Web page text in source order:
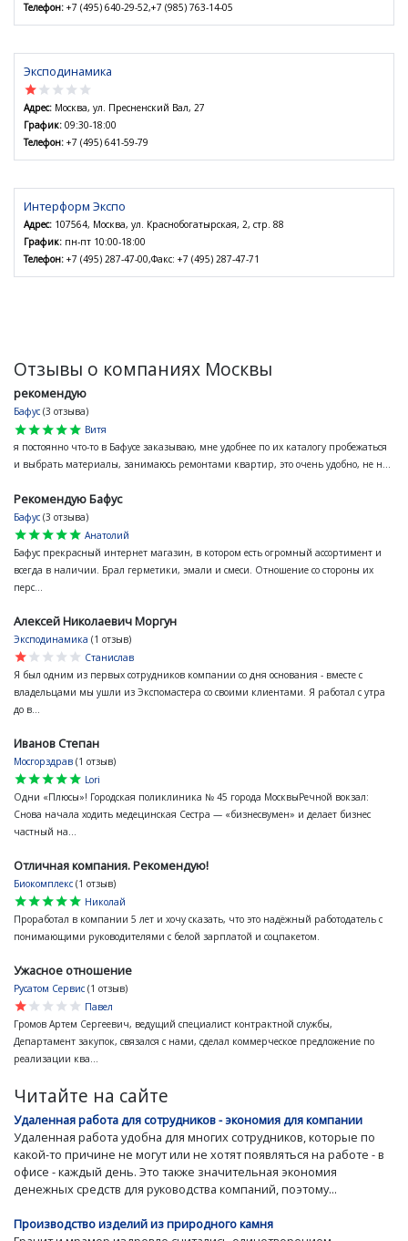
Телефон: +7 (495) 640-29-52,+7 (985) 763-14-05
Эксподинамика
star
star
star
star
star
Адрес: Москва, ул. Пресненский Вал, 27
График: 09:30-18:00
Телефон: +7 (495) 641-59-79
Интерформ Экспо
Адрес: 107564, Москва, ул. Краснобогатырская, 2, стр. 88
График: пн-пт 10:00-18:00
Телефон: +7 (495) 287-47-00,Факс: +7 (495) 287-47-71
Отзывы о компаниях Москвы
рекомендую
Бафус (3 отзыва)
star
star
star
star
star
Витя
я постоянно что-то в Бафусе заказываю, мне удобнее по их каталогу пробежаться
и выбрать материалы, занимаюсь ремонтами квартир, это очень удобно, не н...
Рекомендую Бафус
Бафус (3 отзыва)
star
star
star
star
star
Анатолий
Бафус прекрасный интернет магазин, в котором есть огромный ассортимент и
всегда в наличии. Брал герметики, эмали и смеси. Отношение со стороны их
перс...
Алексей Николаевич Моргун
Эксподинамика (1 отзыв)
star
star
star
star
star
Станислав
Я был одним из первых сотрудников компании со дня основания - вместе с
владельцами мы ушли из Экспомастера со своими клиентами. Я работал с утра
до в...
Иванов Степан
Мосгорздрав (1 отзыв)
star
star
star
star
star
Lori
Одни «Плюсы»! Городская поликлиника № 45 города МосквыРечной вокзал:
Снова начала ходить медецинская Сестра — «бизнесвумен» и делает бизнес
частный на...
Отличная компания. Рекомендую!
Биокомплекс (1 отзыв)
star
star
star
star
star
Николай
Проработал в компании 5 лет и хочу сказать, что это надёжный работодатель с
понимающими руководителями с белой зарплатой и соцпакетом.
Ужасное отношение
Русатом Сервис (1 отзыв)
star
star
star
star
star
Павел
Громов Артем Сергеевич, ведущий специалист контрактной службы,
Департамент закупок, связался с нами, сделал коммерческое предложение по
реализации ква...
Читайте на сайте
Удаленная работа для сотрудников - экономия для компании
Удаленная работа удобна для многих сотрудников, которые по
какой-то причине не могут или не хотят появляться на работе - в
офисе - каждый день. Это также значительная экономия
денежных средств для руководства компаний, поэтому...
Производство изделий из природного камня